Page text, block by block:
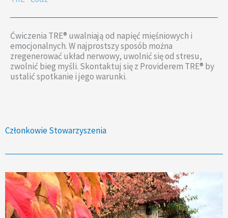
Ćwiczenia TRE® uwalniają od napięć mięśniowych i
emocjonalnych. W najprostszy sposób można
zregenerować układ nerwowy, uwolnić się od stresu,
zwolnić bieg myśli. Skontaktuj się z Providerem TRE® by
ustalić spotkanie i jego warunki.
Członkowie Stowarzyszenia